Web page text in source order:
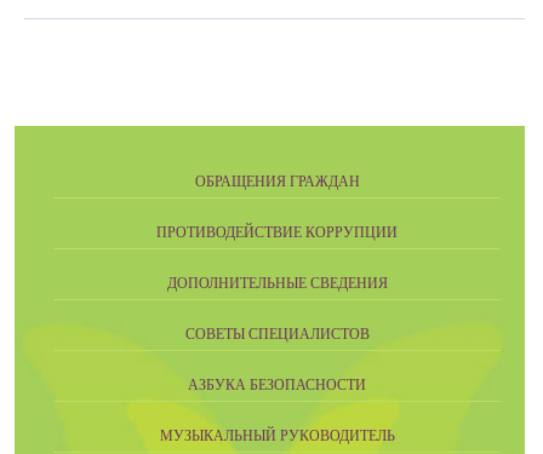
ОБРАЩЕНИЯ ГРАЖДАН
ПРОТИВОДЕЙСТВИЕ КОРРУПЦИИ
ДОПОЛНИТЕЛЬНЫЕ СВЕДЕНИЯ
СОВЕТЫ СПЕЦИАЛИСТОВ
АЗБУКА БЕЗОПАСНОСТИ
МУЗЫКАЛЬНЫЙ РУКОВОДИТЕЛЬ